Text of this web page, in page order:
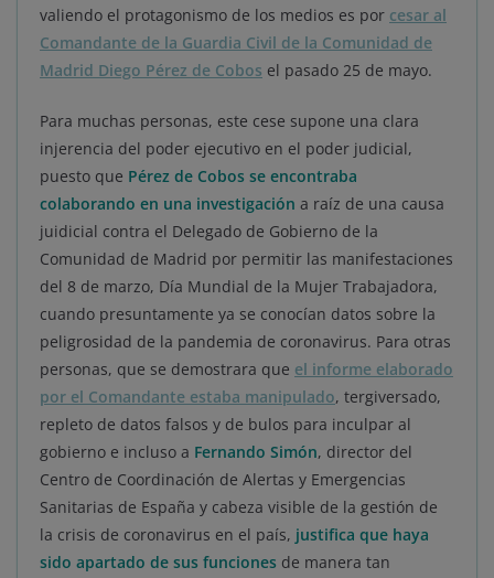
valiendo el protagonismo de los medios es por cesar al
Comandante de la Guardia Civil de la Comunidad de
Madrid Diego Pérez de Cobos el pasado 25 de mayo.
Para muchas personas, este cese supone una clara
injerencia del poder ejecutivo en el poder judicial,
puesto que Pérez de Cobos se encontraba
colaborando en una investigación a raíz de una causa
juidicial contra el Delegado de Gobierno de la
Comunidad de Madrid por permitir las manifestaciones
del 8 de marzo, Día Mundial de la Mujer Trabajadora,
cuando presuntamente ya se conocían datos sobre la
peligrosidad de la pandemia de coronavirus. Para otras
personas, que se demostrara que el informe elaborado
por el Comandante estaba manipulado, tergiversado,
repleto de datos falsos y de bulos para inculpar al
gobierno e incluso a Fernando Simón, director del
Centro de Coordinación de Alertas y Emergencias
Sanitarias de España y cabeza visible de la gestión de
la crisis de coronavirus en el país, justifica que haya
sido apartado de sus funciones de manera tan